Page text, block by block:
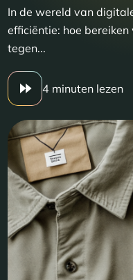
In de wereld van
efficiëntie: hoe
tegen...
4 minuten lezen